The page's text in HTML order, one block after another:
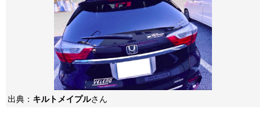
出典： キルトメイプルさん